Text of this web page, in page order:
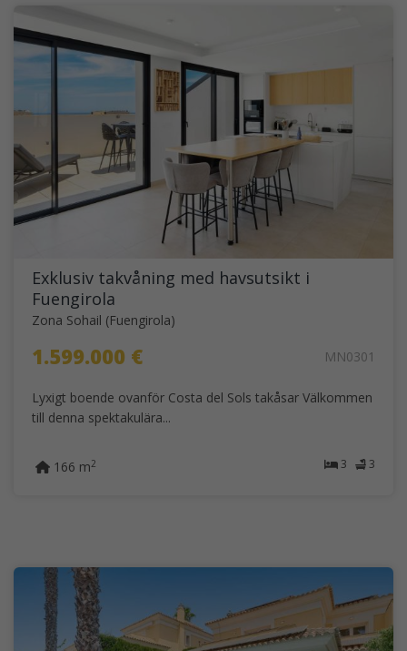
Exklusiv takvåning med havsutsikt i
Fuengirola
Zona Sohail (Fuengirola)
1.599.000 € MN0301
Lyxigt boende ovanför Costa del Sols takåsar Välkommen
till denna spektakulära...
3 3
166 m2